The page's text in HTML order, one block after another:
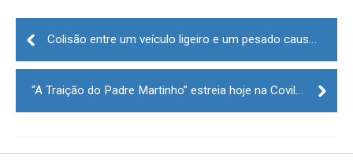
Post
navigation